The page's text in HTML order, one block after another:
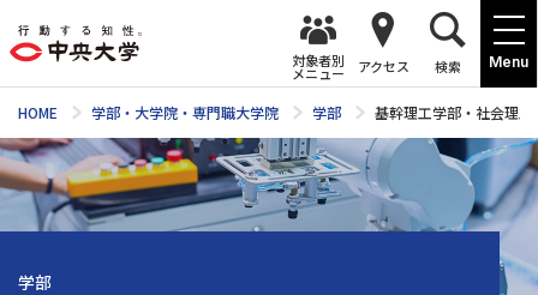
Menu
対象者別
メニュー アクセス 検索
HOME 学部・大学院・専門職大学院 学部 基幹理工学部・社会理
学部